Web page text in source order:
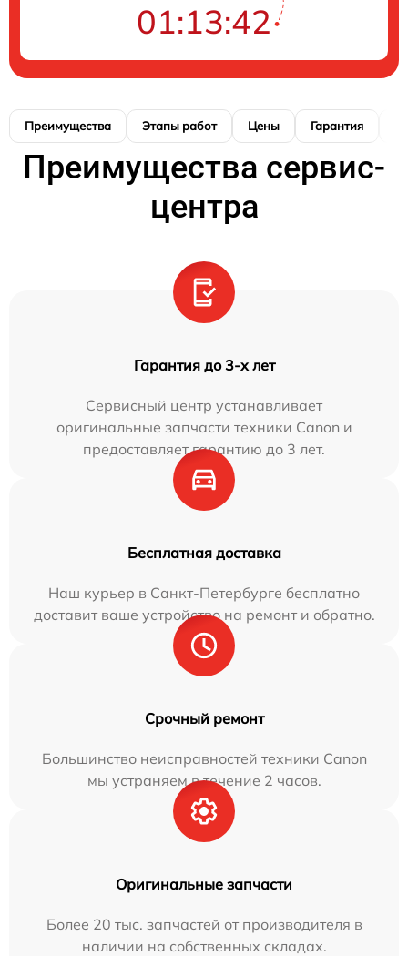
01:13:41
Преимущества Этапы работ Цены Гарантия
Преимущества сервис-
центра
Гарантия до 3-х лет
Сервисный центр устанавливает
оригинальные запчасти техники Canon и
предоставляет гарантию до 3 лет.
Бесплатная доставка
Наш курьер в Санкт-Петербурге бесплатно
доставит ваше устройство на ремонт и обратно.
Срочный ремонт
Большинство неисправностей техники Canon
мы устраняем в течение 2 часов.
Оригинальные запчасти
Более 20 тыс. запчастей от производителя в
наличии на собственных складах.